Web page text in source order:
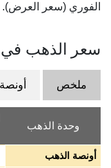
الفوري (سعر العرض).
سعر الذهب في
ملخص أونصة
وحدة الذهب
أونصة الذهب